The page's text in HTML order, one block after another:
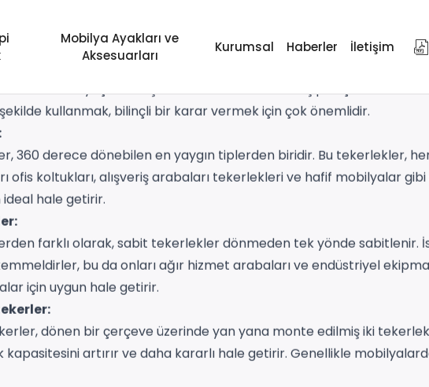
Mobilya Ayakları ve
Aksesuarları
Kurumsal Haberler İletişim
çeşitli endüstrilerde, çeşitli ekipman ve mobilyaların düzgün hareket
biri belirli ihtiyaçları karşılamak üzere tasarlanmış pek çok farklı
kullanmak, bilinçli bir karar vermek için çok önemlidir.
360 derece dönebilen en yaygın tiplerden biridir. Bu tekerlekler,
ofis koltukları, alışveriş arabaları tekerlekleri ve hafif mobilyalar
hale getirir.
farklı olarak, sabit tekerlekler dönmeden tek yönde sabitlenir.
bu da onları ağır hizmet arabaları ve endüstriyel
için uygun hale getirir.
dönen bir çerçeve üzerinde yan yana monte edilmiş iki
kapasitesini artırır ve daha kararlı hale getirir. Genellikle